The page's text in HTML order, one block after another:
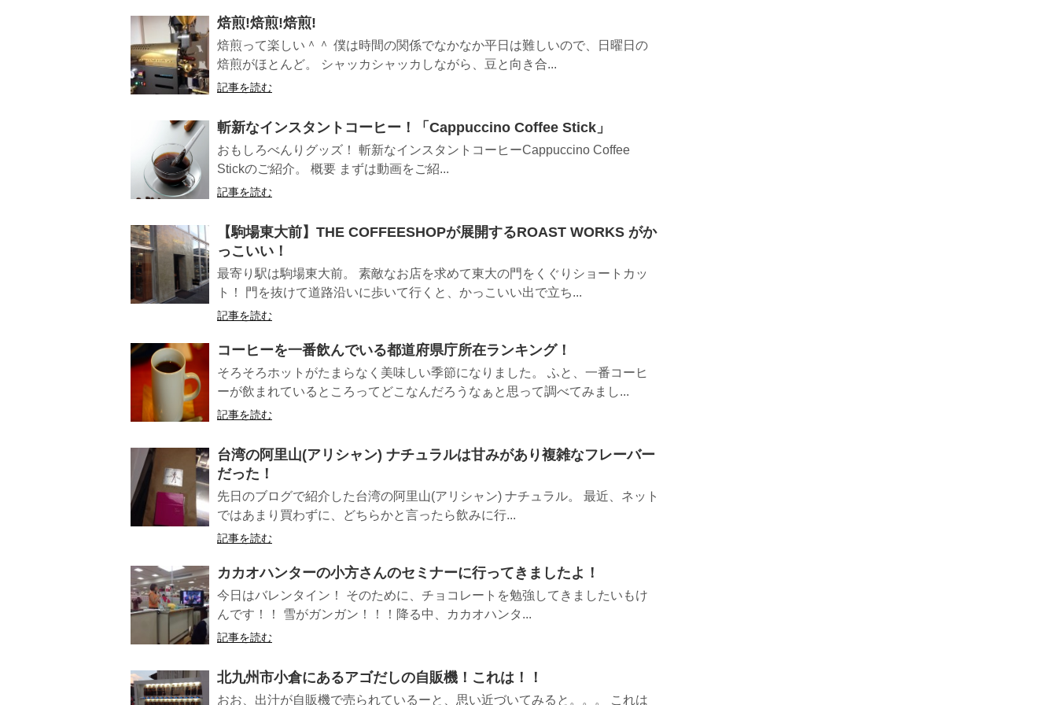
焙煎!焙煎!焙煎!
焙煎って楽しい＾＾ 僕は時間の関係でなかなか平日は難しいので、日曜日の
焙煎がほとんど。 シャッカシャッカしながら、豆と向き合...
記事を読む
斬新なインスタントコーヒー！「Cappuccino Coffee Stick」
おもしろべんりグッズ！ 斬新なインスタントコーヒーCappuccino Coffee
Stickのご紹介。 概要 まずは動画をご紹...
記事を読む
【駒場東大前】THE COFFEESHOPが展開するROAST WORKS がか
っこいい！
最寄り駅は駒場東大前。 素敵なお店を求めて東大の門をくぐりショートカッ
ト！ 門を抜けて道路沿いに歩いて行くと、かっこいい出で立ち...
記事を読む
コーヒーを一番飲んでいる都道府県庁所在ランキング！
そろそろホットがたまらなく美味しい季節になりました。 ふと、一番コーヒ
ーが飲まれているところってどこなんだろうなぁと思って調べてみまし...
記事を読む
台湾の阿里山(アリシャン) ナチュラルは甘みがあり複雑なフレーバー
だった！
先日のブログで紹介した台湾の阿里山(アリシャン) ナチュラル。 最近、ネット
ではあまり買わずに、どちらかと言ったら飲みに行...
記事を読む
カカオハンターの小方さんのセミナーに行ってきましたよ！
今日はバレンタイン！ そのために、チョコレートを勉強してきましたいもけ
んです！！ 雪がガンガン！！！降る中、カカオハンタ...
記事を読む
北九州市小倉にあるアゴだしの自販機！これは！！
おお、出汁が自販機で売られているーと、思い近づいてみると。。。 これは